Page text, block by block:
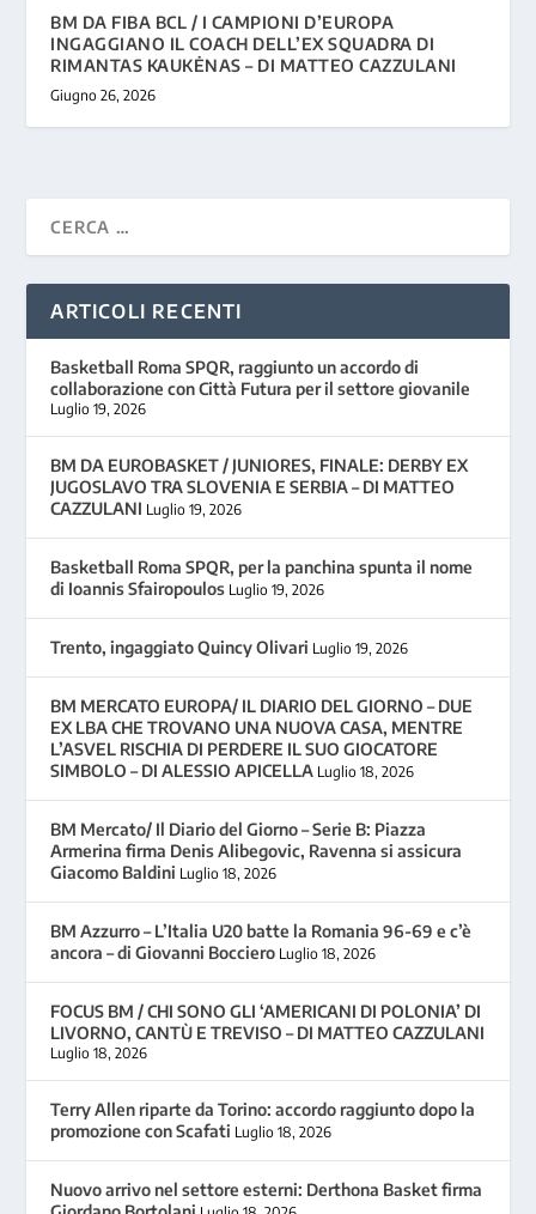
BM DA FIBA BCL / I CAMPIONI D’EUROPA
INGAGGIANO IL COACH DELL’EX SQUADRA DI
RIMANTAS KAUKĖNAS – DI MATTEO CAZZULANI
Giugno 26, 2026
ARTICOLI RECENTI
Basketball Roma SPQR, raggiunto un accordo di
collaborazione con Città Futura per il settore giovanile
Luglio 19, 2026
BM DA EUROBASKET / JUNIORES, FINALE: DERBY EX
JUGOSLAVO TRA SLOVENIA E SERBIA – DI MATTEO
CAZZULANI Luglio 19, 2026
Basketball Roma SPQR, per la panchina spunta il nome
di Ioannis Sfairopoulos Luglio 19, 2026
Trento, ingaggiato Quincy Olivari Luglio 19, 2026
BM MERCATO EUROPA/ IL DIARIO DEL GIORNO – DUE
EX LBA CHE TROVANO UNA NUOVA CASA, MENTRE
L’ASVEL RISCHIA DI PERDERE IL SUO GIOCATORE
SIMBOLO – DI ALESSIO APICELLA Luglio 18, 2026
BM Mercato/ Il Diario del Giorno – Serie B: Piazza
Armerina firma Denis Alibegovic, Ravenna si assicura
Giacomo Baldini Luglio 18, 2026
BM Azzurro – L’Italia U20 batte la Romania 96-69 e c’è
ancora – di Giovanni Bocciero Luglio 18, 2026
FOCUS BM / CHI SONO GLI ‘AMERICANI DI POLONIA’ DI
LIVORNO, CANTÙ E TREVISO – DI MATTEO CAZZULANI
Luglio 18, 2026
Terry Allen riparte da Torino: accordo raggiunto dopo la
promozione con Scafati Luglio 18, 2026
Nuovo arrivo nel settore esterni: Derthona Basket firma